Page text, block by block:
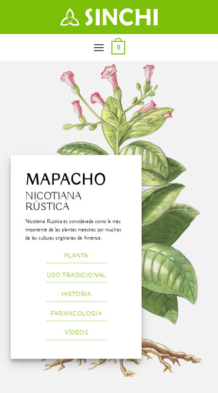
0
MAPACHO
NICOTIANA
RÚSTICA
Nicotiana Rústica es considerada como la más
importante de las plantas maestras por muchas
de las culturas originarias de América.
PLANTA
USO TRADICIONAL
HISTORIA
FARMACOLOGÍA
VÍDEOS